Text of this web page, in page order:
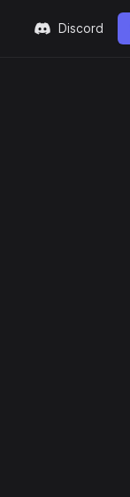
Discord